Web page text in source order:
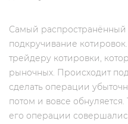
Самый распространённый
подкручивание
трейдеру котировки,
рыночных. Происходит
сделать операции
потом и вовсе
его операции